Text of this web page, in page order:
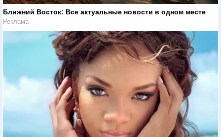
Ближний Восток: Все актуальные новости в одном месте
Реклама